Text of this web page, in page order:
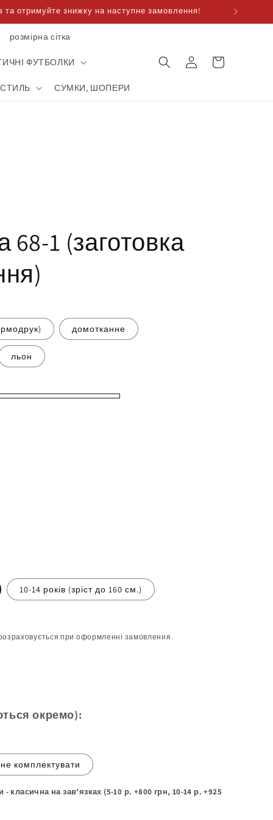
отримуйте знижку на наступне замовлення!
розмірна сітка
ФУТБОЛКИ
СУМКИ, ШОПЕРИ
увійти
для
68-1 (заготовка
домотканне
льон
10-14 років (зріст до 160 см.)
при оформленні замовлення.
окремо):
не комплектувати
класична на зав'язках (5-10 р. +800 грн, 10-14 р. +925